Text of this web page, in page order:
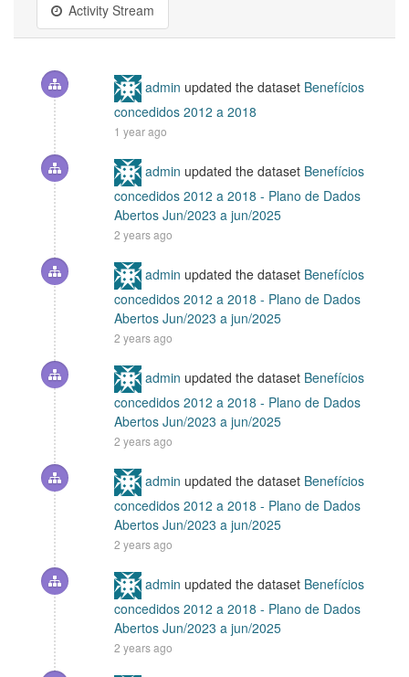
Activity Stream
admin updated the dataset Benefícios
concedidos 2012 a 2018
1 year ago
admin updated the dataset Benefícios
concedidos 2012 a 2018 - Plano de Dados
Abertos Jun/2023 a jun/2025
2 years ago
admin updated the dataset Benefícios
concedidos 2012 a 2018 - Plano de Dados
Abertos Jun/2023 a jun/2025
2 years ago
admin updated the dataset Benefícios
concedidos 2012 a 2018 - Plano de Dados
Abertos Jun/2023 a jun/2025
2 years ago
admin updated the dataset Benefícios
concedidos 2012 a 2018 - Plano de Dados
Abertos Jun/2023 a jun/2025
2 years ago
admin updated the dataset Benefícios
concedidos 2012 a 2018 - Plano de Dados
Abertos Jun/2023 a jun/2025
2 years ago